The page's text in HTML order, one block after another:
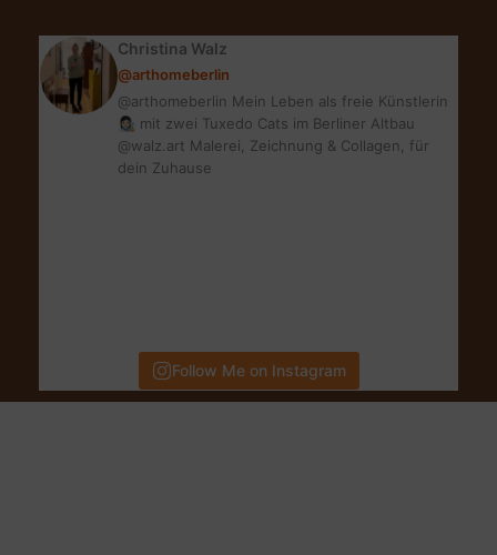
HERBST
2019
Christina Walz
@arthomeberlin
@arthomeberlin Mein Leben als freie Künstlerin
👩🏻‍🎨 mit zwei Tuxedo Cats im Berliner Altbau
@walz.art Malerei, Zeichnung & Collagen, für
dein Zuhause
Follow Me on Instagram